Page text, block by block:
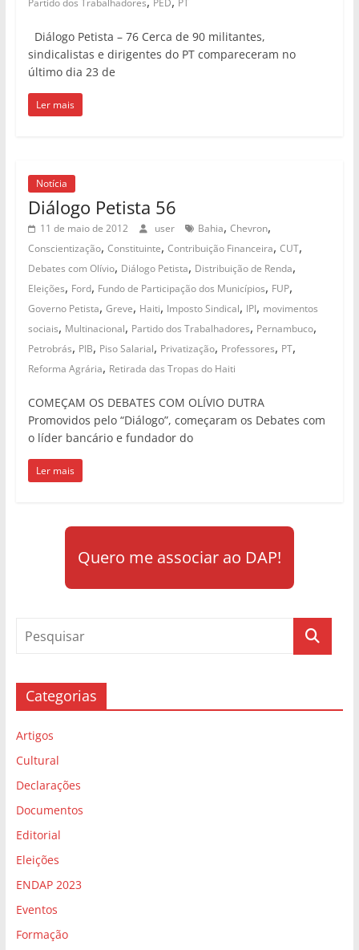
Diálogo Petista – 76 Cerca de 90 militantes,
sindicalistas e dirigentes do PT compareceram no
último dia 23 de
Ler mais
Notícia
Diálogo Petista 56
11 de maio de 2012 user Bahia, Chevron,
Conscientização, Constituinte, Contribuição Financeira, CUT,
Debates com Olívio, Diálogo Petista, Distribuição de Renda,
Eleições, Ford, Fundo de Participação dos Municípios, FUP,
Governo Petista, Greve, Haiti, Imposto Sindical, IPI, movimentos
sociais, Multinacional, Partido dos Trabalhadores, Pernambuco,
Petrobrás, PIB, Piso Salarial, Privatização, Professores, PT,
Reforma Agrária, Retirada das Tropas do Haiti
COMEÇAM OS DEBATES COM OLÍVIO DUTRA
Promovidos pelo “Diálogo”, começaram os Debates com
o líder bancário e fundador do
Ler mais
Quero me associar ao DAP!
Categorias
Artigos
Cultural
Declarações
Documentos
Editorial
Eleições
ENDAP 2023
Eventos
Formação